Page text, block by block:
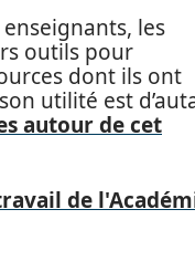
les
outils pour
dont ils ont
utilité est
autour de cet
de